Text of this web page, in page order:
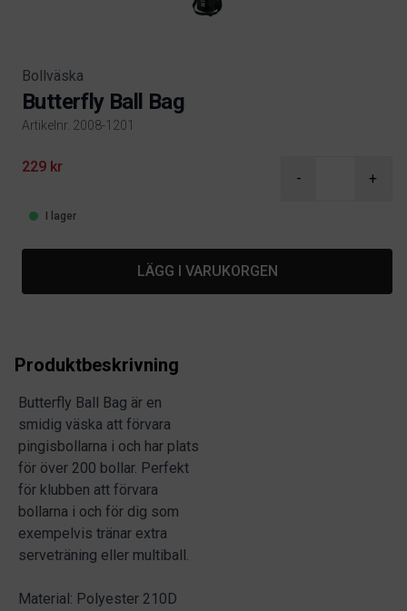
Bollväska
Butterfly Ball Bag
Artikelnr. 2008-1201
Product information
229 kr
- +
I lager
LÄGG I VARUKORGEN
Produktbeskrivning
Butterfly Ball Bag är en
smidig väska att förvara
pingisbollarna i och har plats
för över 200 bollar. Perfekt
för klubben att förvara
bollarna i och för dig som
exempelvis tränar extra
serveträning eller multiball.
Material: Polyester 210D